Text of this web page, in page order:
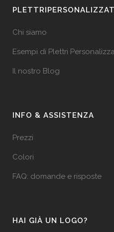
Chi siamo
Esempi di Plettri
Il nostro Blog
INFO & ASSISTENZA
Prezzi
Colori
FAQ: domande e risposte
HAI GIÀ UN LOGO?